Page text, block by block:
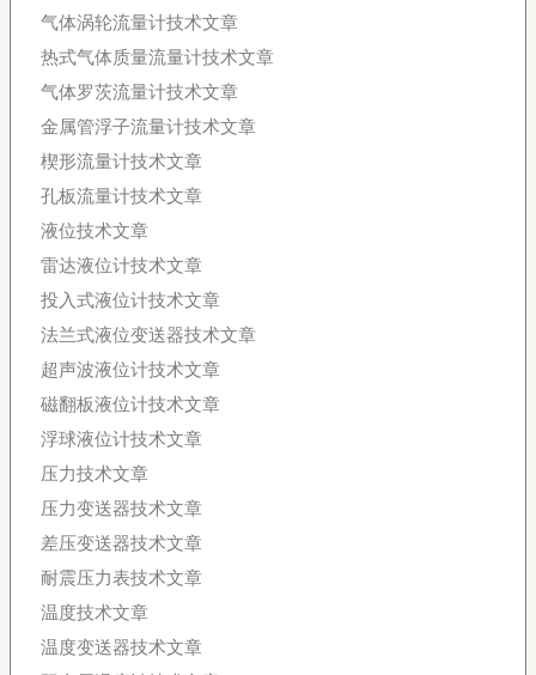
气体涡轮流量计技术文章
热式气体质量流量计技术文章
气体罗茨流量计技术文章
金属管浮子流量计技术文章
楔形流量计技术文章
孔板流量计技术文章
液位技术文章
雷达液位计技术文章
投入式液位计技术文章
法兰式液位变送器技术文章
超声波液位计技术文章
磁翻板液位计技术文章
浮球液位计技术文章
压力技术文章
压力变送器技术文章
差压变送器技术文章
耐震压力表技术文章
温度技术文章
温度变送器技术文章